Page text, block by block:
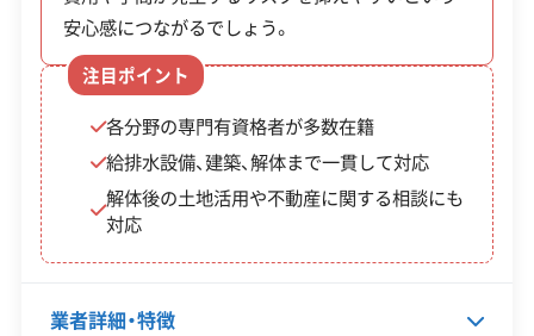
験・規模
創業30年以上 公共工事の経験
対応工事 土木工事
保有資格
安全対
策・リス
安心感につながるでしょう。
注目ポイント
各分野の専門有資格者が多数在籍
給排水設備、建築、解体まで一貫して対応
解体後の土地活用や不動産に関する相談にも
対応
業者詳細・特徴